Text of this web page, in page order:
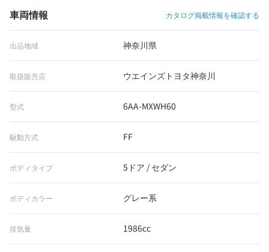
車両情報 カタログ掲載情報を確認する
出品地域 神奈川県
取扱販売店 ウエインズトヨタ神奈川
型式 6AA-MXWH60
駆動方式 FF
ボディタイプ 5ドア / セダン
ボディカラー グレー系
排気量 1986cc